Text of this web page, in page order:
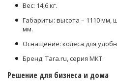
Вес: 14,6 кг.
Габариты: высота – 1110 мм,
мм.
Оснащение: колёса для
Бренд: Tara.ru, серия МКТ.
Решение для бизнеса и дома